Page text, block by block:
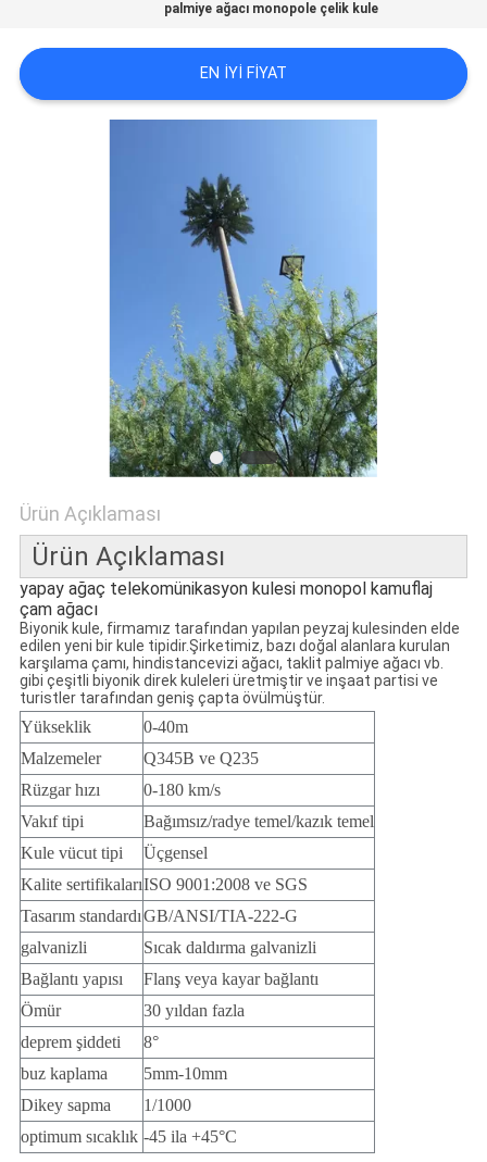
SITE
HARITASI
palmiye ağacı monopole çelik kule
EN IYI FIYAT
Ürün Açıklaması
Ürün Açıklaması
yapay ağaç telekomünikasyon kulesi monopol kamuflaj
çam ağacı
Biyonik kule, firmamız tarafından yapılan peyzaj kulesinden elde
edilen yeni bir kule tipidir.Şirketimiz, bazı doğal alanlara kurulan
karşılama çamı, hindistancevizi ağacı, taklit palmiye ağacı vb.
gibi çeşitli biyonik direk kuleleri üretmiştir ve inşaat partisi ve
turistler tarafından geniş çapta övülmüştür.
Yükseklik
0-40m
Malzemeler
Q345B ve Q235
Rüzgar hızı
0-180 km/s
Vakıf tipi
Bağımsız/radye temel/kazık temel
Kule vücut tipi
Üçgensel
Kalite sertifikalarıISO 9001:2008 ve SGS
Tasarım standardıGB/ANSI/TIA-222-G
galvanizli
Sıcak daldırma galvanizli
Bağlantı yapısı
Flanş veya kayar bağlantı
Ömür
30 yıldan fazla
deprem şiddeti
8°
buz kaplama
5mm-10mm
Dikey sapma
1/1000
optimum sıcaklık -45 ila +45°C